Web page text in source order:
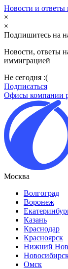
Новости и
×
×
Подпишитесь на
Новости, ответы
иммиграцией
Не сегодня :(
Подписаться
Офисы компании
Москва
Волгоград
Воронеж
Казань
Краснодар
Красноярск
Нижний
Омск